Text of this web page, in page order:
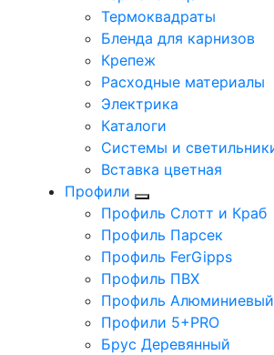
Термоквадраты
Бленда для карнизов
Крепеж
Расходные материалы
Электрика
Каталоги
Системы и
Вставка цветная
Профили
Профиль Слотт и Краб
Профиль Парсек
Профиль FerGipps
Профиль ПВХ
Профиль Алюминиевый
Профили 5+PRO
Брус Деревянный